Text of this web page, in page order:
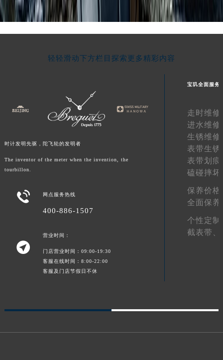
轻轻滑动下方栏目探索更多精彩内容
时计发明先驱，陀飞轮的发明者
The inventor of the meter when the invention, the
tourbillon.
 网点服务热线
400-886-1507

营业时间：
门店营业时间：09:00-19:30
客服在线时间：8:00-22:00
客服及门店节假日不休
宝玑全面服务
走时维修
进水维修
生锈维修
表带生锈
表带划痕
磕碰摔坏
保养价格
全面保养
个性定制
截表带、